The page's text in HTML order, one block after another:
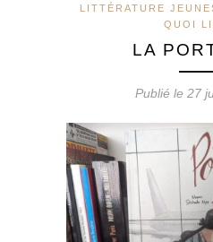
LITTÉRATURE
QUOI
LA
Publié le 27